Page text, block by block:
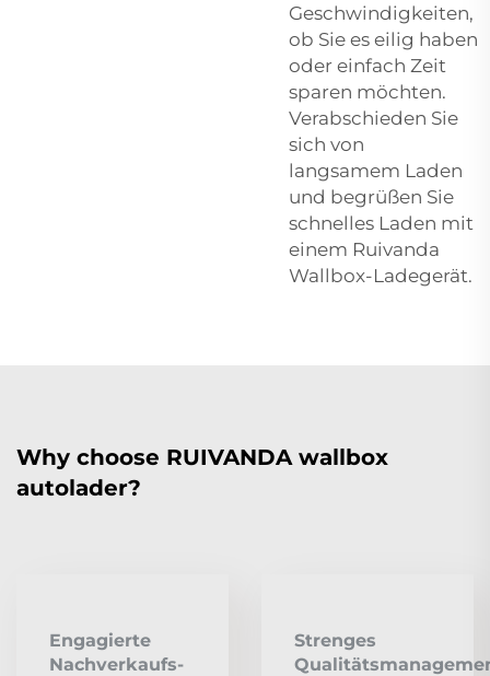
Geschwindigkeiten,
ob Sie es eilig haben
oder einfach Zeit
sparen möchten.
Verabschieden Sie
sich von
langsamem Laden
und begrüßen Sie
schnelles Laden mit
einem Ruivanda
Wallbox-Ladegerät.
Why choose RUIVANDA wallbox
autolader?
Engagierte
Nachverkaufs-
Strenges